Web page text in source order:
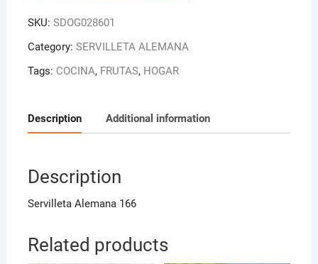
SKU: SDOG028601
Category: SERVILLETA ALEMANA
Tags: COCINA, FRUTAS, HOGAR
Description Additional information
Description
Servilleta Alemana 166
Related products